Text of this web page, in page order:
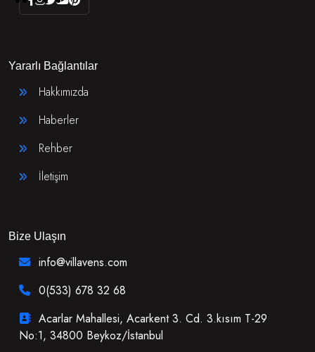
Yararlı Bağlantılar
Hakkımızda
Haberler
Rehber
İletişim
Bize Ulaşın
info@villavens.com
0(533) 678 32 68
Acarlar Mahallesi, Acarkent 3. Cd. 3.kısım T-29
No:1, 34800 Beykoz/İstanbul